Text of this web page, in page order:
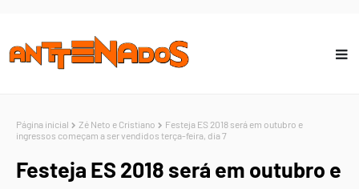
Página inicial Zé Neto e Cristiano
Festeja ES 2018 será em outubro e
ingressos começam a ser vendidos terça-feira, dia 7
Festeja ES 2018 será em outubro e